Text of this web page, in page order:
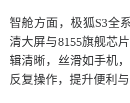
智舱方面，极狐S3全
清大屏与8155旗舰芯
辑清晰，丝滑如手机
反复操作，提升便利与